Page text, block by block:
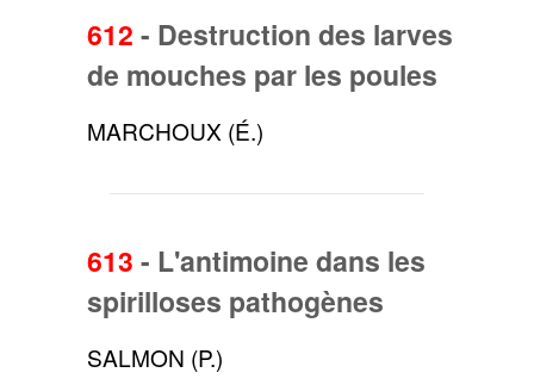
612 - Destruction des larves
de mouches par les poules
MARCHOUX (É.)
613 - L'antimoine dans les
spirilloses pathogènes
SALMON (P.)